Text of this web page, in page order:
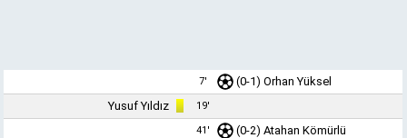
7' (0-1)Orhan Yüksel
Yusuf Yıldız
19'
41' (0-2)Atahan Kömürlü